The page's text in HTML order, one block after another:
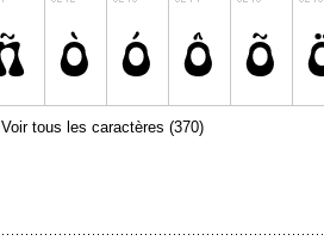
Voir tous les caractères (370)